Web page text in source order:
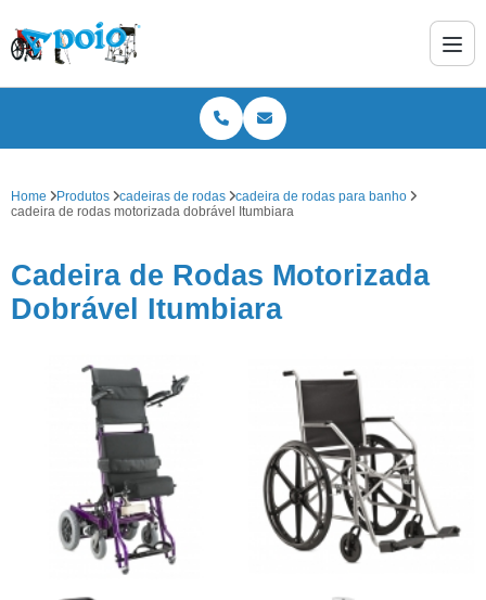
Home Produtos cadeiras de rodas
cadeira de rodas para banho
cadeira de rodas motorizada dobrável Itumbiara
Cadeira de Rodas Motorizada
Dobrável Itumbiara